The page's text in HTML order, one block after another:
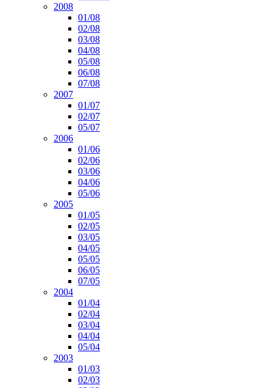
2008
01/08
02/08
03/08
04/08
05/08
06/08
07/08
2007
01/07
02/07
05/07
2006
01/06
02/06
03/06
04/06
05/06
2005
01/05
02/05
03/05
04/05
05/05
06/05
07/05
2004
01/04
02/04
03/04
04/04
05/04
2003
01/03
02/03